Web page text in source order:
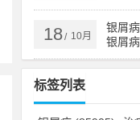
药效
18/ 10月
银屑
银屑
标签列表